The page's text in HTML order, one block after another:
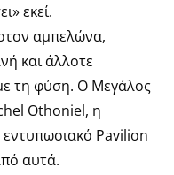
εκεί.
αμπελώνα,
και άλλοτε
τη φύση. Ο Μεγάλος
Othoniel, η
Pavilion
αυτά.